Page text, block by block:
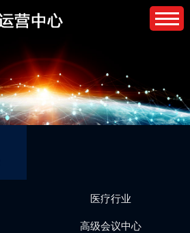
医疗行业
高级会议中心